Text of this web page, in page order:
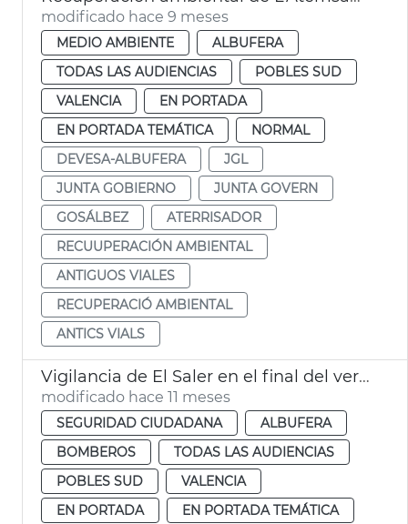
modificado hace 9 meses
MEDIO AMBIENTE
ALBUFERA
TODAS LAS AUDIENCIAS
POBLES SUD
VALENCIA
EN PORTADA
EN PORTADA TEMÁTICA
NORMAL
DEVESA-ALBUFERA
JGL
JUNTA GOBIERNO
JUNTA GOVERN
GOSÁLBEZ
ATERRISADOR
RECUUPERACIÓN AMBIENTAL
ANTIGUOS VIALES
RECUPERACIÓ AMBIENTAL
ANTICS VIALS
Vigilancia de El Saler en el final del verano València
modificado hace 11 meses
SEGURIDAD CIUDADANA
ALBUFERA
BOMBEROS
TODAS LAS AUDIENCIAS
POBLES SUD
VALENCIA
EN PORTADA
EN PORTADA TEMÁTICA